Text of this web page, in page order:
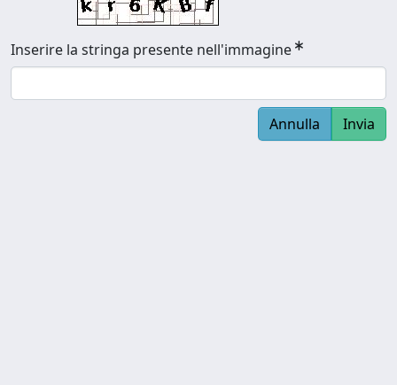
Inserire la stringa presente nell'immagine
Annulla Invia